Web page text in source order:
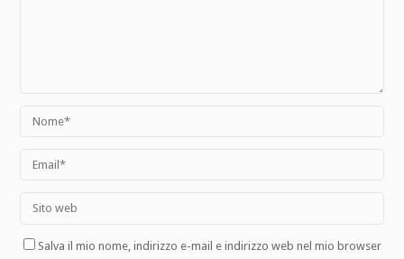
Salva il mio nome, indirizzo e-mail e indirizzo web nel mio browser